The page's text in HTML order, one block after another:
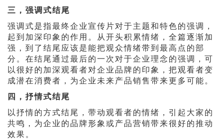
三，强调式结尾
强调式是指最终企业宣传片对于主题和特色的强调，
起到加深印象的作用。从开头积累情绪，全篇逐渐加
强，到了结尾应该是能把观众情绪带到最高点的部
分。在结尾通过最后的一次对于企业理念的强调，可
以很好的加深观看者对企业品牌的印象，把观看者变
成潜在消费者，为企业未来产品销售带来更多可能。
四，抒情式结尾
以抒情的方式结尾，带动观看者的情绪，引起大家的
共鸣，为企业的品牌形象或产品营销带来很好的推动
效果。